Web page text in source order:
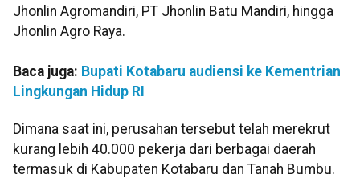
Jhonlin Agromandiri, PT Jhonlin Batu Mandiri, hingga
Jhonlin Agro Raya.
Baca juga: Bupati Kotabaru audiensi ke Kementrian
Lingkungan Hidup RI
Dimana saat ini, perusahan tersebut telah merekrut
kurang lebih 40.000 pekerja dari berbagai daerah
termasuk di Kabupaten Kotabaru dan Tanah Bumbu.